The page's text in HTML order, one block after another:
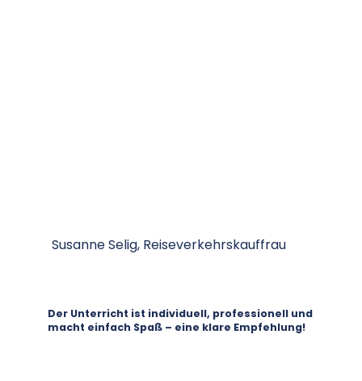
Susanne Selig, Reiseverkehrskauffrau
Der Unterricht ist individuell, professionell und
macht einfach Spaß – eine klare Empfehlung!